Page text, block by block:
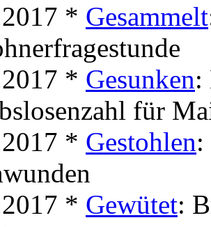
* Gesammelt
* Gesunken:
für
* Gestohlen:
* Gewütet: